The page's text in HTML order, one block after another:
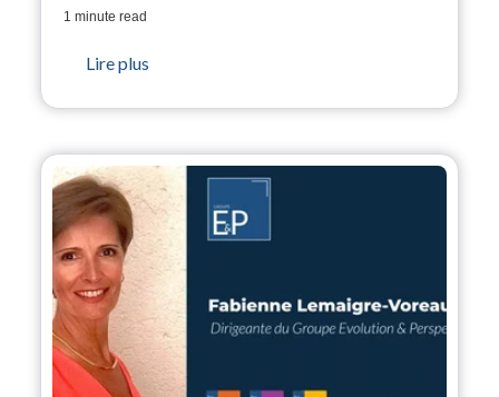
1 minute read
Lire plus